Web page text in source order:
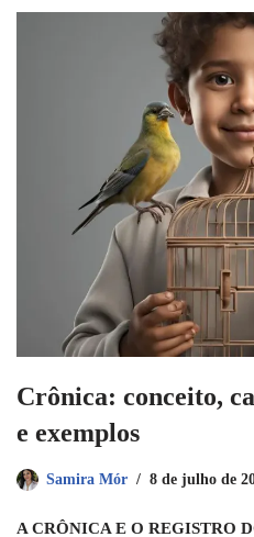
Crônica: conceito,
e exemplos
Samira Mór 8 de julho de
A CRÔNICA E O REGISTRO